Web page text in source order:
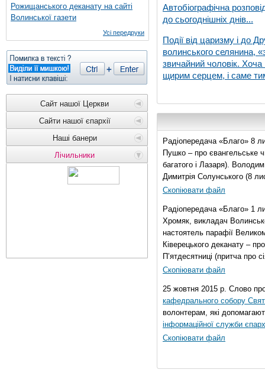
Рожищанського деканату на сайті
Волинської газети
Усі передруки
Сайт нашої Церкви
Сайти нашої єпархії
Наші банери
Лічильники
Автобіографічна
до сьогоднішніх днів...
Події від царизму і до
волинського селянина,
звичайний чоловік. Хоча
щирим серцем, і саме
Радіопередача «Благо» 8
Пушко – про євангельське
багатого і Лазаря).
Димитрія Солунського (8
Скопіювати файл
Радіопередача «Благо» 1
Хромяк, викладач
настоятель парафії
Ківерецького деканату –
П’ятдесятниці (притча про
Скопіювати файл
25 жовтня 2015 р. Слово
кафедрального собору
волонтерам, які
інформаційної служби
Скопіювати файл